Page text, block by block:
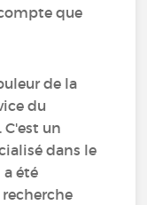
que
de la
du
C'est un
dans le
été